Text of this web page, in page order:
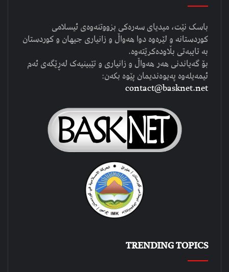
باسک نێت، میدیای سەرەکی بزووتنەوەی ئیسلامی
کوردستانە و لێرەوە دوا هەواڵ و زانیاری جیهان و کوردستان
بە تایبەتی بڵاودەکرێتەوە.
بۆ گەیاندنی هەر هەواڵ و زانیاری و تێبینیەک لەڕێگەی ئەم
ئیمەیلەوە پەیوەندیمان پێوە بکەن:
contact@basknet.net
TRENDING TOPICS